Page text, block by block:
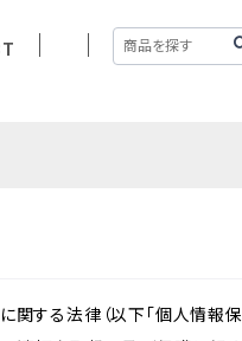
る法律（以下「個人情報保